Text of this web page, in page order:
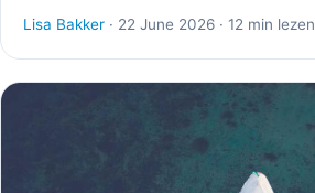
Lisa Bakker · 22 June 2026 · 12 min lezen